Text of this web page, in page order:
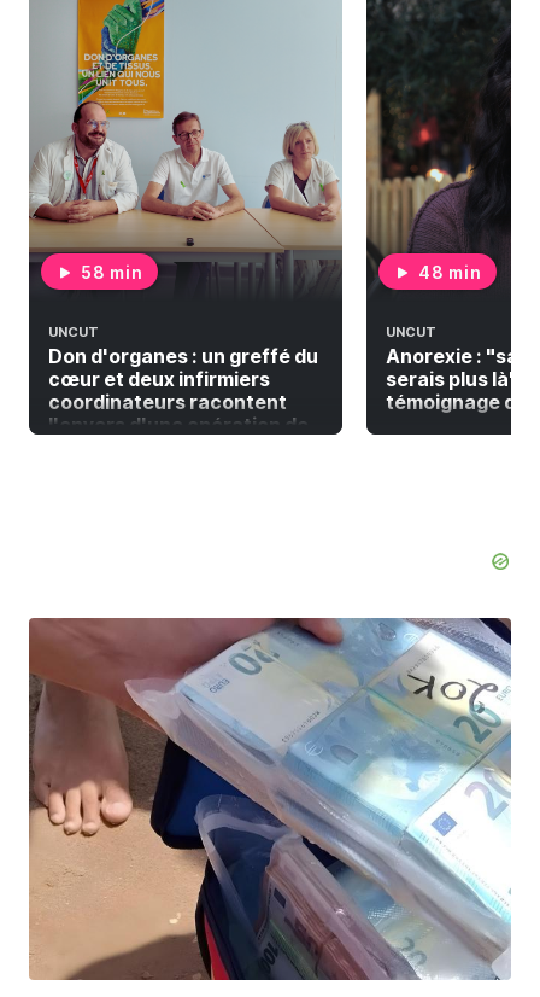
58 min
UNCUT
Don d'organes : un greffé du
cœur et deux infirmiers
coordinateurs racontent
l'envers d'une opération de
48 min
UNCUT
Anorexie :
serais plus là" |
témoignage de